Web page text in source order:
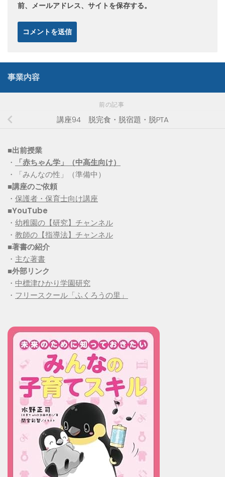
前、メールアドレス、サイトを保存する。
事業内容
前の記事
講座94 脱完食・脱宿題・脱PTA
■出前授業
・
「赤ちゃん学」（中高生向け）
・「みんなの性」（準備中）
■講座のご依頼
・ 保護者・保育士向け講座
■YouTube
・ 幼稚園の【研究】チャンネル
・ 教師の【指導法】チャンネル
■著書の紹介
・ 主な著書
■外部リンク
・ 中標津ひかり学園研究
・ フリースクール「ふくろうの里」